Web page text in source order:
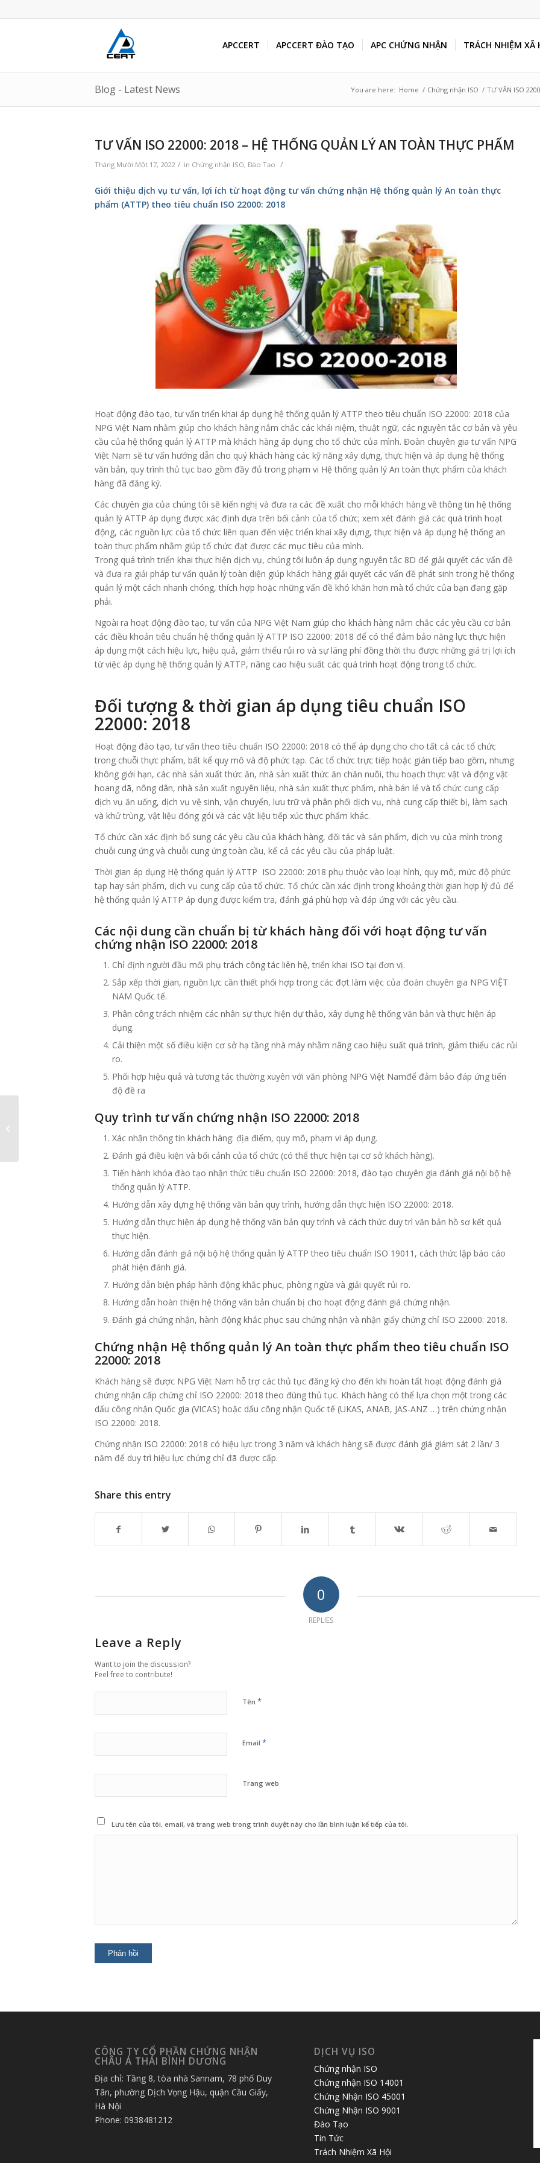
APCCERT APCCERT ĐÀO TẠO APC CHỨNG NHẬN TRÁCH NHIỆM XÃ
Blog - Latest News You are here: Home / Chứng nhận ISO / TƯ VẤN ISO
TƯ VẤN ISO 22000: 2018 – HỆ THỐNG QUẢN LÝ AN TOÀN THỰC PHẨM
Tháng Mười Một 17, 2022 / in Chứng nhận ISO, Đào Tạo /
Giới thiệu dịch vụ tư vấn, lợi ích từ hoạt động tư vấn chứng nhận Hệ thống quản lý An toàn thực
phẩm (ATTP) theo tiêu chuẩn ISO 22000: 2018
Hoạt động đào tạo, tư vấn triển khai áp dụng hệ thống quản lý ATTP theo tiêu chuẩn ISO 22000: 2018 của
NPG Việt Nam nhằm giúp cho khách hàng nắm chắc các khái niệm, thuật ngữ, các nguyên tắc cơ bản và yêu
cầu của hệ thống quản lý ATTP mà khách hàng áp dụng cho tổ chức của mình. Đoàn chuyên gia tư vấn NPG
Việt Nam sẽ tư vấn hướng dẫn cho quý khách hàng các kỹ năng xây dựng, thực hiện và áp dụng hệ thống
văn bản, quy trình thủ tục bao gồm đầy đủ trong phạm vi Hệ thống quản lý An toàn thực phẩm của khách
hàng đã đăng ký.
Các chuyên gia của chúng tôi sẽ kiến nghị và đưa ra các đề xuất cho mỗi khách hàng về thông tin hệ thống
quản lý ATTP áp dụng được xác định dựa trên bối cảnh của tổ chức; xem xét đánh giá các quá trình hoạt
động, các nguồn lực của tổ chức liên quan đến việc triển khai xây dựng, thực hiện và áp dụng hệ thống an
toàn thực phẩm nhằm giúp tổ chức đạt được các mục tiêu của mình.
Trong quá trình triển khai thực hiện dịch vụ, chúng tôi luôn áp dụng nguyên tắc 8D để giải quyết các vấn đề
và đưa ra giải pháp tư vấn quản lý toàn diện giúp khách hàng giải quyết các vấn đề phát sinh trong hệ thống
quản lý một cách nhanh chóng, thích hợp hoặc những vấn đề khó khăn hơn mà tổ chức của bạn đang gặp
phải.
Ngoài ra hoạt động đào tạo, tư vấn của NPG Việt Nam giúp cho khách hàng nắm chắc các yêu cầu cơ bản
các điều khoản tiêu chuẩn hệ thống quản lý ATTP ISO 22000: 2018 để có thể đảm bảo năng lực thực hiện
áp dụng một cách hiệu lực, hiệu quả, giảm thiểu rủi ro và sự lãng phí đồng thời thu được những giá trị lợi ích
từ việc áp dụng hệ thống quản lý ATTP, nâng cao hiệu suất các quá trình hoạt động trong tổ chức.
Đối tượng & thời gian áp dụng tiêu chuẩn ISO
22000: 2018
Hoạt động đào tạo, tư vấn theo tiêu chuẩn ISO 22000: 2018 có thể áp dụng cho cho tất cả các tổ chức
trong chuỗi thực phẩm, bất kể quy mô và độ phức tạp. Các tổ chức trực tiếp hoặc gián tiếp bao gồm, nhưng
không giới hạn, các nhà sản xuất thức ăn, nhà sản xuất thức ăn chăn nuôi, thu hoạch thực vật và động vật
hoang dã, nông dân, nhà sản xuất nguyên liệu, nhà sản xuất thực phẩm, nhà bán lẻ và tổ chức cung cấp
dịch vụ ăn uống, dịch vụ vệ sinh, vận chuyển, lưu trữ và phân phối dịch vụ, nhà cung cấp thiết bị, làm sạch
và khử trùng, vật liệu đóng gói và các vật liệu tiếp xúc thực phẩm khác.
Tổ chức cần xác định bổ sung các yêu cầu của khách hàng, đối tác và sản phẩm, dịch vụ của mình trong
chuỗi cung ứng và chuỗi cung ứng toàn cầu, kể cả các yêu cầu của pháp luật.
Thời gian áp dụng Hệ thống quản lý ATTP ISO 22000: 2018 phụ thuộc vào loại hình, quy mô, mức độ phức
tạp hay sản phẩm, dịch vụ cung cấp của tổ chức. Tổ chức cần xác định trong khoảng thời gian hợp lý đủ để
hệ thống quản lý ATTP áp dụng được kiểm tra, đánh giá phù hợp và đáp ứng với các yêu cầu.
Các nội dung cần chuẩn bị từ khách hàng đối với hoạt động tư vấn
chứng nhận ISO 22000: 2018
Chỉ định người đầu mối phụ trách công tác liên hệ, triển khai ISO tại đơn vị.
Sắp xếp thời gian, nguồn lực cần thiết phối hợp trong các đợt làm việc của đoàn chuyên gia NPG VIỆT
NAM Quốc tế.
Phân công trách nhiệm các nhân sự thực hiện dự thảo, xây dựng hệ thống văn bản và thực hiện áp
dụng.
Cải thiện một số điều kiện cơ sở hạ tầng nhà máy nhằm nâng cao hiệu suất quá trình, giảm thiểu các rủi
ro.
Phối hợp hiệu quả và tương tác thường xuyên với văn phòng NPG Việt Namđể đảm bảo đáp ứng tiến
độ đề ra
Quy trình tư vấn chứng nhận ISO 22000: 2018
Xác nhận thông tin khách hàng: địa điểm, quy mô, phạm vi áp dụng.
Đánh giá điều kiện và bối cảnh của tổ chức (có thể thực hiện tại cơ sở khách hàng).
Tiến hành khóa đào tạo nhận thức tiêu chuẩn ISO 22000: 2018, đào tạo chuyên gia đánh giá nội bộ hệ
thống quản lý ATTP.
Hướng dẫn xây dựng hệ thống văn bản quy trình, hướng dẫn thực hiện ISO 22000: 2018.
Hướng dẫn thực hiện áp dụng hệ thống văn bản quy trình và cách thức duy trì văn bản hồ sơ kết quả
thực hiện.
Hướng dẫn đánh giá nội bộ hệ thống quản lý ATTP theo tiêu chuẩn ISO 19011, cách thức lập báo cáo
phát hiện đánh giá.
Hướng dẫn biện pháp hành động khắc phục, phòng ngừa và giải quyết rủi ro.
Hướng dẫn hoàn thiện hệ thống văn bản chuẩn bị cho hoạt động đánh giá chứng nhận.
Đánh giá chứng nhận, hành động khắc phục sau chứng nhận và nhận giấy chứng chỉ ISO 22000: 2018.
Chứng nhận Hệ thống quản lý An toàn thực phẩm theo tiêu chuẩn ISO
22000: 2018
Khách hàng sẽ được NPG Việt Nam hỗ trợ các thủ tục đăng ký cho đến khi hoàn tất hoạt động đánh giá
chứng nhận cấp chứng chỉ ISO 22000: 2018 theo đúng thủ tục. Khách hàng có thể lựa chọn một trong các
dấu công nhận Quốc gia (VICAS) hoặc dấu công nhận Quốc tế (UKAS, ANAB, JAS-ANZ …) trên chứng nhận
ISO 22000: 2018.
Chứng nhận ISO 22000: 2018 có hiệu lực trong 3 năm và khách hàng sẽ được đánh giá giám sát 2 lần/ 3
năm để duy trì hiệu lực chứng chỉ đã được cấp.
Share this entry
0
REPLIES
Leave a Reply
Want to join the discussion?
Feel free to contribute!
Tên *
Email *
Trang web
Lưu tên của tôi, email, và trang web trong trình duyệt này cho lần bình luận kế tiếp của tôi.
CÔNG TY CỔ PHẦN CHỨNG NHẬN
CHÂU Á THÁI BÌNH DƯƠNG
Địa chỉ: Tầng 8, tòa nhà Sannam, 78 phố Duy
Tân, phường Dịch Vọng Hậu, quận Cầu Giấy,
Hà Nội
Phone: 0938481212
DỊCH VỤ ISO
Chứng nhận ISO
Chứng nhận ISO 14001
Chứng Nhận ISO 45001
Chứng Nhận ISO 9001
Đào Tạo
Tin Tức
Trách Nhiệm Xã Hội